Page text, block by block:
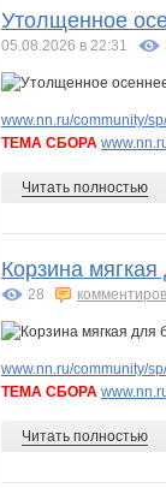
Утолщенное
05.08.2026 в 22:31
www.nn.ru/community/
ТЕМА СБОРА
Читать полностью
Корзина
28
www.nn.ru/community/
ТЕМА СБОРА
Читать полностью